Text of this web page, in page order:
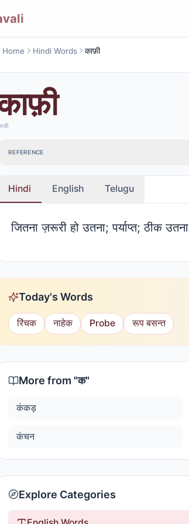
Home Hindi Words काफ़ी
REFERENCE
Hindi English Telugu
जितना ज़रूरी हो उतना; पर्याप्त; ठीक उतना
Today's Words
रिंचक नाहेक Probe रूप बसन्त
More from "क"
कंकड़
कंचन
Explore Categories